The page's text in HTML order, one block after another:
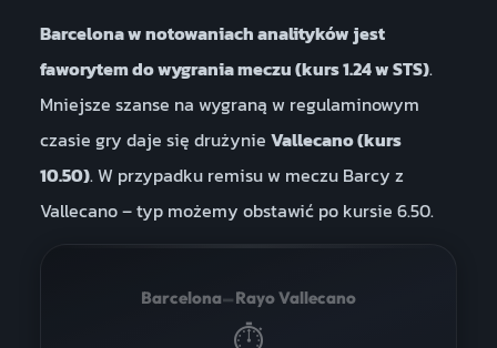
Barcelona w notowaniach analityków jest
faworytem do wygrania meczu (kurs 1.24 w STS).
Mniejsze szanse na wygraną w regulaminowym
czasie gry daje się drużynie Vallecano (kurs
10.50). W przypadku remisu w meczu Barcy z
Vallecano – typ możemy obstawić po kursie 6.50.
Barcelona–Rayo Vallecano
⏱